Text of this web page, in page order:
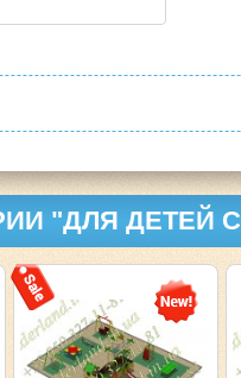
"ДЛЯ ДЕТЕЙ